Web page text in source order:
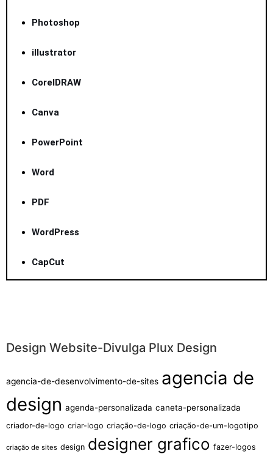
Photoshop
illustrator
CorelDRAW
Canva
PowerPoint
Word
PDF
WordPress
CapCut
Design Website-Divulga Plux Design
agencia-de-desenvolvimento-de-sites agencia de
design agenda-personalizada caneta-personalizada
criador-de-logo criar-logo criação-de-logo criação-de-um-logotipo
criação de sites design designer grafico fazer-logos